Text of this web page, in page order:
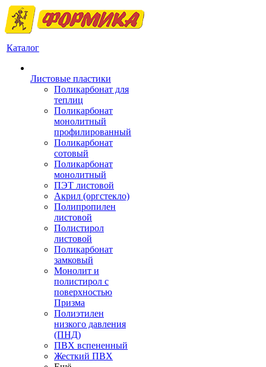
Каталог
Листовые пластики
Поликарбонат для
теплиц
Поликарбонат
монолитный
профилированный
Поликарбонат
сотовый
Поликарбонат
монолитный
ПЭТ листовой
Акрил (оргстекло)
Полипропилен
листовой
Полистирол
листовой
Поликарбонат
замковый
Монолит и
полистирол с
поверхностью
Призма
Полиэтилен
низкого давления
(ПНД)
ПВХ вспененный
Жесткий ПВХ